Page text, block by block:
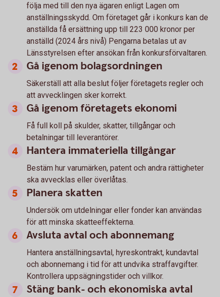
följa med till den nya ägaren enligt Lagen om
anställningsskydd. Om företaget går i konkurs kan de
anställda få ersättning upp till 223 000 kronor per
anställd (2024 års nivå) Pengarna betalas ut av
Länsstyrelsen efter ansökan från konkursförvaltaren.
Gå igenom bolagsordningen
Säkerställ att alla beslut följer företagets regler och
att avvecklingen sker korrekt.
Gå igenom företagets ekonomi
Få full koll på skulder, skatter, tillgångar och
betalningar till leverantörer.
Hantera immateriella tillgångar
Bestäm hur varumärken, patent och andra rättigheter
ska avvecklas eller överlåtas.
Planera skatten
Undersök om utdelningar eller fonder kan användas
för att minska skatteeffekterna.
Avsluta avtal och abonnemang
Hantera anställningsavtal, hyreskontrakt, kundavtal
och abonnemang i tid för att undvika straffavgifter.
Kontrollera uppsägningstider och villkor.
Stäng bank- och ekonomiska avtal